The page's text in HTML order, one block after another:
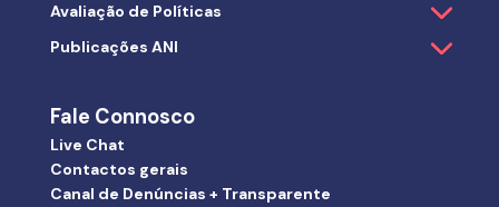
Avaliação de Políticas
Publicações ANI
Fale Connosco
Live Chat
Contactos gerais
Canal de Denúncias + Transparente